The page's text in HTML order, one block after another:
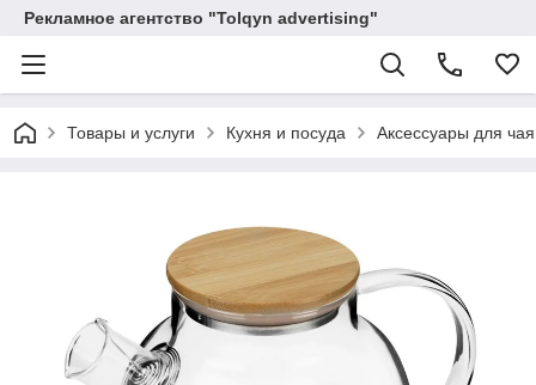
Рекламное агентство "Tolqyn advertising"
Товары и услуги Кухня и посуда Аксессуары для